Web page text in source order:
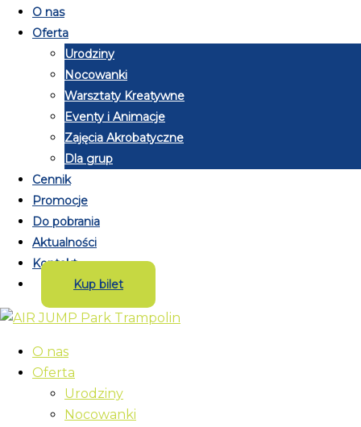
O nas
Oferta
Urodziny
Nocowanki
Warsztaty Kreatywne
Eventy i Animacje
Zajęcia Akrobatyczne
Dla grup
Cennik
Promocje
Do pobrania
Aktualności
Kontakt
Kup bilet
O nas
Oferta
Urodziny
Nocowanki